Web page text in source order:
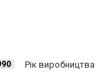
Рік виробництва